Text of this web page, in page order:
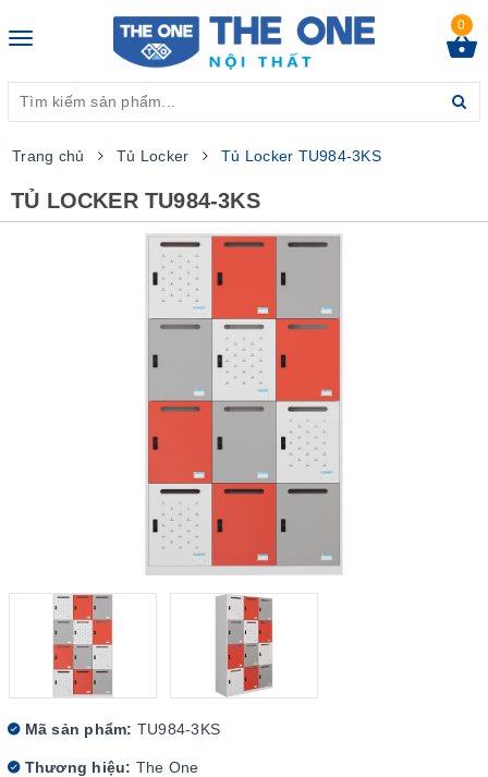
Toggle
0
Trang chủ Tủ Locker Tủ Locker TU984-3KS
TỦ LOCKER TU984-3KS
Mã sản phẩm: TU984-3KS
Thương hiệu: The One